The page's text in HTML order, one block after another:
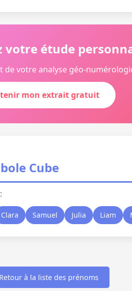
votre étude
de votre analyse géo-
mon extrait gratuit
Cube
Clara Samuel Julia Liam
à la liste des prénoms